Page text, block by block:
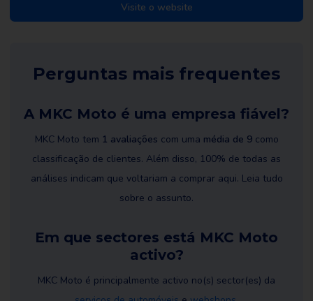
Visite o website
Perguntas mais frequentes
A MKC Moto é uma empresa fiável?
MKC Moto tem 1 avaliações com uma média de 9como
classificação de clientes. Além disso, 100% de todas as
análises indicam que voltariam a comprar aqui. Leia tudo
sobre o assunto.
Em que sectores está MKC Moto
activo?
MKC Moto é principalmente activo no(s) sector(es) da